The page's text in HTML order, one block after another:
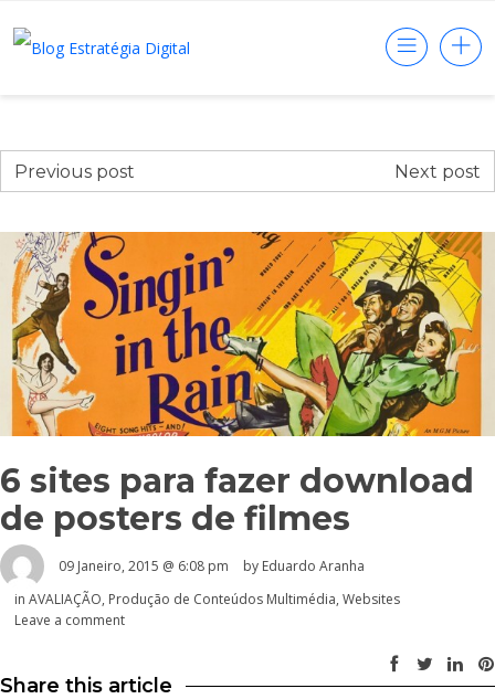
Previous post Next post
6 sites para fazer download
de posters de filmes
09 Janeiro, 2015 @ 6:08 pm by Eduardo Aranha
in AVALIAÇÃO, Produção de Conteúdos Multimédia, Websites
Leave a comment
Share this article